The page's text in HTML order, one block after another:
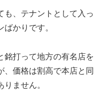
も、テナントとして入っ
かりです。
銘打って地方の有名店を
、価格は割高で本店と同
ません。